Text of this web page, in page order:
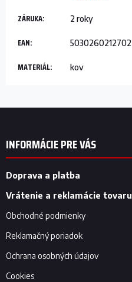
ZÁRUKA: 2 roky
EAN: 5030260212702
MATERIÁL: kov
Z
INFORMÁCIE PRE VÁS
Doprava a platba
Vrátenie a reklamácie tovaru
Obchodné podmienky
Reklamačný poriadok
Ochrana osobných údajov
Cookies